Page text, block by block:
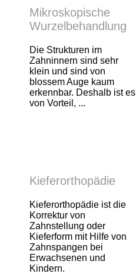
Mikroskopische
Wurzelbehandlung
Die Strukturen im
Zahninnern sind sehr
klein und sind von
blossem Auge kaum
erkennbar. Deshalb ist es
von Vorteil, ...
Kieferorthopädie
Kieferorthopädie ist die
Korrektur von
Zahnstellung oder
Kieferform mit Hilfe von
Zahnspangen bei
Erwachsenen und
Kindern.